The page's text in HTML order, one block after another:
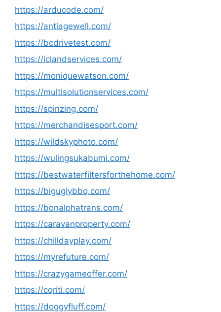
https://arducode.com/
https://antiagewell.com/
https://bcdrivetest.com/
https://iclandservices.com/
https://moniquewatson.com/
https://multisolutionservices.com/
https://spinzing.com/
https://merchandisesport.com/
https://wildskyphoto.com/
https://wulingsukabumi.com/
https://bestwaterfiltersforthehome.com/
https://biguglybbq.com/
https://bonalphatrans.com/
https://caravanproperty.com/
https://chilldayplay.com/
https://myrefuture.com/
https://crazygameoffer.com/
https://cqriti.com/
https://doggyfluff.com/